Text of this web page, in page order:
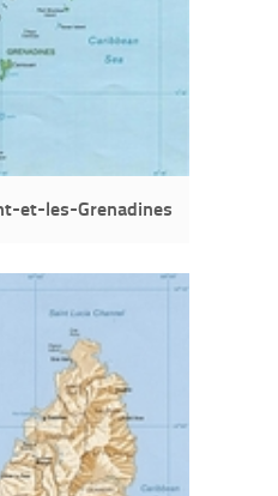
et-les-Grenadines